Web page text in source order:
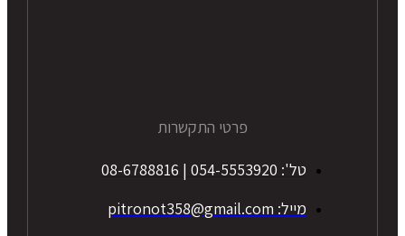
פרטי התקשרות
טל': 054-5553920 | 08-6788816
מייל: pitronot358@gmail.com